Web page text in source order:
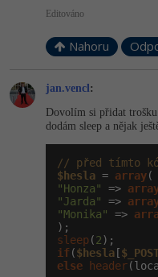
Editováno
Nahoru
jan.vencl:
Dovolím si přidat trošku
dodám sleep a nějak
// před tímto
$hesla = array
"Honza"
=>
"Jarda"
=>
"Monika"
=>
sleep(2
if ($hesla [
else
header